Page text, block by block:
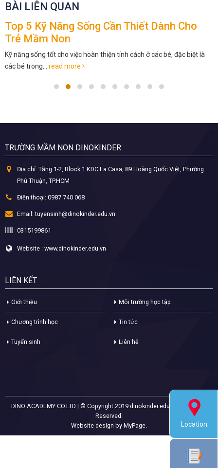
BÀI LIÊN QUAN
Top 5 Kỹ Năng Sống Cần Thiết Dành Cho
Trẻ Mầm Non
Kỹ năng sống tốt cho việc hoàn thiện tính cách ở các bé, đặc biệt là
các bé trong... read more
TRƯỜNG MẦM NON DINOKINDER
Địa chỉ: Tầng 1-2, Block 1 KDC La Casa, 89 Hoàng Quốc Việt, Phường
Phú Thuận, TP.HCM
Điện thoại: 0987 740 068
Email: tuyensinh@dinokinder.edu.vn
0315199861
Website : www.dinokinder.edu.vn
LIÊN KẾT
Giới thiệu
Chương trình học
Tuyển sinh
Môi trường học tập
Tin tức
Liên hệ
DINO ACADEMY CO.LTD | © Copyright 2019 dinokinder.edu.vn. All Rights
Reserved.
Website design by MyPage.
Location